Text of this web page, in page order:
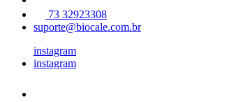
73 32923308
suporte@biocale.com.br
instagram
instagram